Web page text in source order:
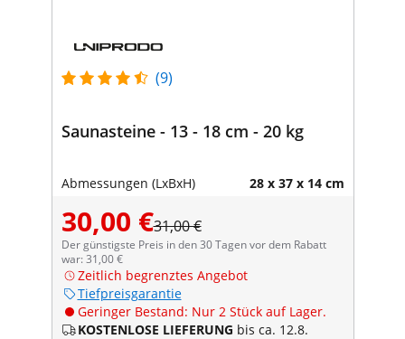
(9)
Saunasteine - 13 - 18 cm - 20 kg
Abmessungen (LxBxH) 28 x 37 x 14 cm
30,00 €31,00 €
Der günstigste Preis in den 30 Tagen vor dem Rabatt
war: 31,00 €
Zeitlich begrenztes Angebot
Tiefpreisgarantie
Geringer Bestand: Nur 2 Stück auf Lager.
KOSTENLOSE LIEFERUNG bis ca. 12.8.